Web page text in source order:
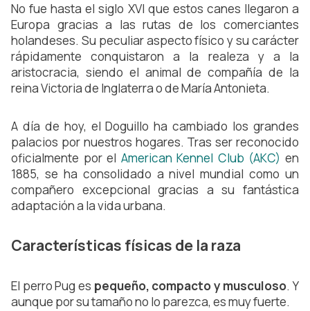
No fue hasta el siglo XVI que estos canes llegaron a
Europa gracias a las rutas de los comerciantes
holandeses. Su peculiar aspecto físico y su carácter
rápidamente conquistaron a la realeza y a la
aristocracia, siendo el animal de compañía de la
reina Victoria de Inglaterra o de María Antonieta.
A día de hoy, el Doguillo ha cambiado los grandes
palacios por nuestros hogares. Tras ser reconocido
oficialmente por el American Kennel Club (AKC) en
1885, se ha consolidado a nivel mundial como un
compañero excepcional gracias a su fantástica
adaptación a la vida urbana.
Características físicas de la raza
El perro Pug es pequeño, compacto y musculoso. Y
aunque por su tamaño no lo parezca, es muy fuerte.